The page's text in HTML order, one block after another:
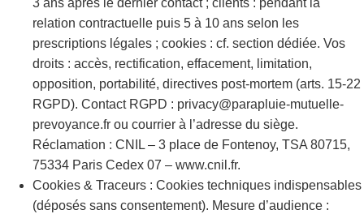
3 ans après le dernier contact ; clients : pendant la
relation contractuelle puis 5 à 10 ans selon les
prescriptions légales ; cookies : cf. section dédiée. Vos
droits : accès, rectification, effacement, limitation,
opposition, portabilité, directives post-mortem (arts. 15-22
RGPD). Contact RGPD : privacy@parapluie-mutuelle-
prevoyance.fr ou courrier à l’adresse du siège.
Réclamation : CNIL – 3 place de Fontenoy, TSA 80715,
75334 Paris Cedex 07 – www.cnil.fr.
Cookies & Traceurs : Cookies techniques indispensables
(déposés sans consentement). Mesure d’audience :